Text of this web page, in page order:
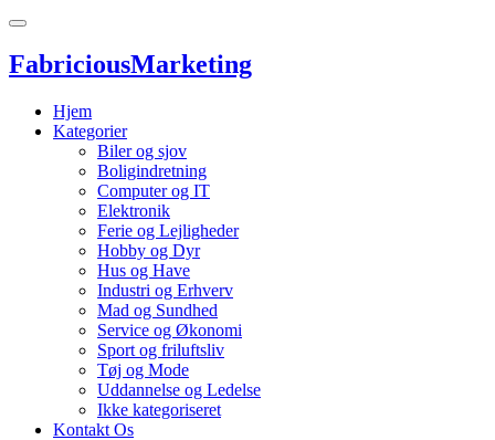
FabriciousMarketing
Hjem
Kategorier
Biler og sjov
Boligindretning
Computer og IT
Elektronik
Ferie og Lejligheder
Hobby og Dyr
Hus og Have
Industri og Erhverv
Mad og Sundhed
Service og Økonomi
Sport og friluftsliv
Tøj og Mode
Uddannelse og Ledelse
Ikke kategoriseret
Kontakt Os